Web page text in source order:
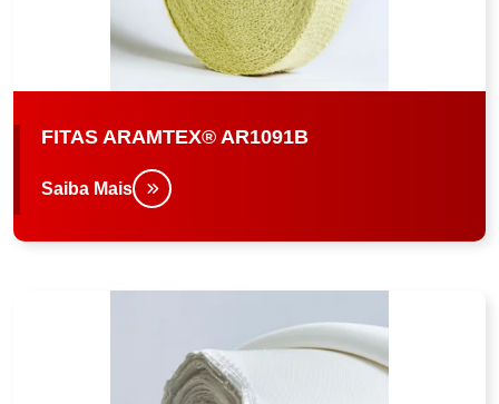
FITAS ARAMTEX® AR1091B
Saiba Mais